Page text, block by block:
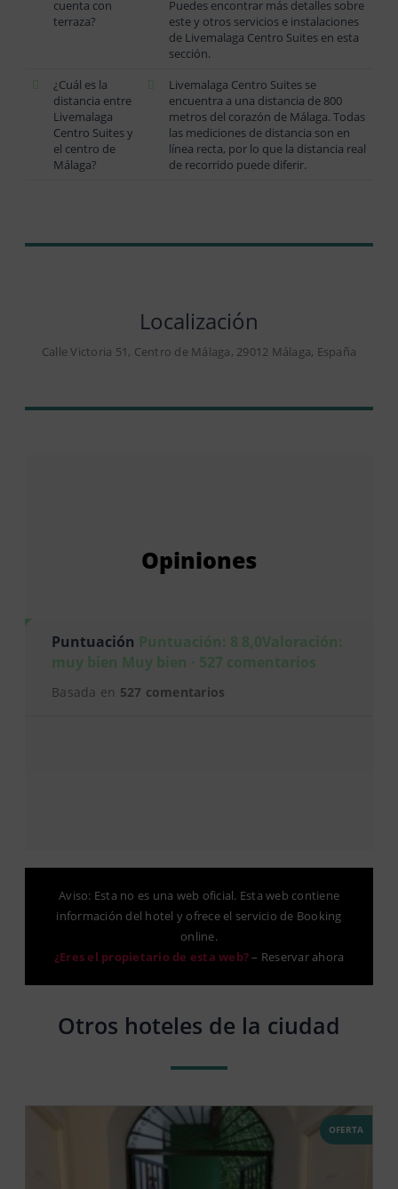
cuenta con
terraza?
Puedes encontrar más detalles sobre
este y otros servicios e instalaciones
de Livemalaga Centro Suites en esta
sección.
¿Cuál es la
distancia entre
Livemalaga
Centro Suites y
el centro de
Málaga?
Livemalaga Centro Suites se
encuentra a una distancia de 800
metros del corazón de Málaga. Todas
las mediciones de distancia son en
línea recta, por lo que la distancia real
de recorrido puede diferir.
Localización
Calle Victoria 51, Centro de Málaga, 29012 Málaga, España
Opiniones
Puntuación Puntuación: 8 8,0Valoración:
muy bien Muy bien · 527 comentarios
Basada en 527 comentarios
Aviso: Esta no es una web oficial. Esta web contiene
información del hotel y ofrece el servicio de Booking
online.
¿Eres el propietario de esta web?– Reservar ahora
Otros hoteles de la ciudad
OFERTA